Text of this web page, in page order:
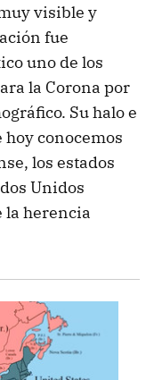
visible y
fue
uno de los
la Corona por
Su halo e
conocemos
los estados
Unidos
la herencia